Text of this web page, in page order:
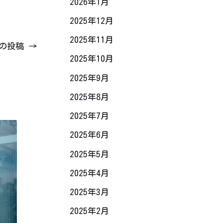
投稿 →
2025年12月
2025年11月
2025年10月
2025年9月
2025年8月
2025年7月
2025年6月
2025年5月
2025年4月
2025年3月
2025年2月